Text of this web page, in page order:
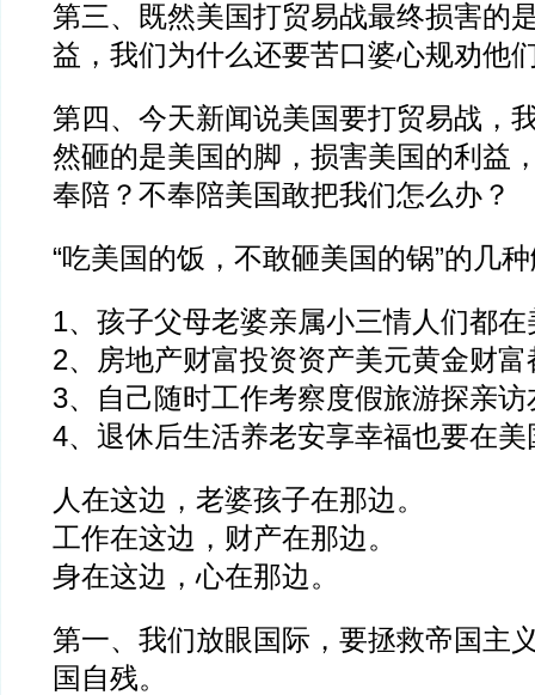
第三、既然美国打贸易战最终损害的
益，我们为什么还要苦口婆心规劝他
第四、今天新闻说美国要打贸易战，
然砸的是美国的脚，损害美国的利益
奉陪？不奉陪美国敢把我们怎么办？
“吃美国的饭，不敢砸美国的锅”的几
1、孩子父母老婆亲属小三情人们都在
2、房地产财富投资资产美元黄金财
3、自己随时工作考察度假旅游探亲
4、退休后生活养老安享幸福也要在美
人在这边，老婆孩子在那边。
工作在这边，财产在那边。
身在这边，心在那边。
第一、我们放眼国际，要拯救帝国主
国自残。